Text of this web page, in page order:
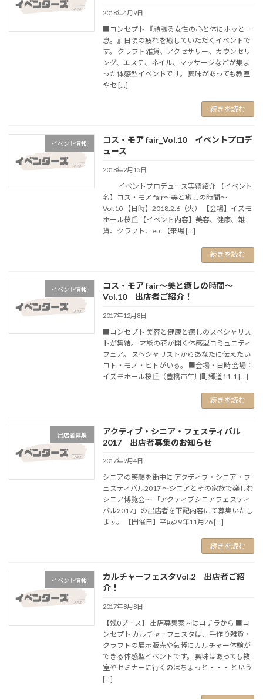
2018年4月9日
■コンセプト 『頑張る女性の心と体にホッと一
息。』日頃の疲れを癒していただくイベントで
す。 クラフト雑貨、アクセサリー、カウンセリ
ング、エステ、ネイル、マッサージなどが集ま
った体感型イベントです。 興味があっても教室
やセ […]
続きを読む
イベント情報
コス・モア fair_Vol.10 イベントプロデ
ュース
2018年2月15日
イベントプロデュース実績紹介 【イベント
名】コス・モア fair～美と癒しの時間～
Vol.10 【日時】2018.2.6（火） 【会場】イズモ
ホール桜丘 【イベント内容】美容、健康、雑
貨、クラフト、etc 【来場 […]
続きを読む
イベント情報
コス・モア fair～美と癒しの時間～
Vol.10 出店者ご紹介！
2017年12月8日
■コンセプト 美容と健康と癒しのスペシャリス
トが集結。 才能の花が開く体感型コミュニティ
フェア。 スペシャリストからあなたに伝えたい
コト・モノ・ヒトがいる。 ■会場・日時 会場：
イズモホール桜丘（豊橋市牛川町郷道11-1 […]
続きを読む
出店者募集
アクティブ・シニア・フェスティバル
2017 出店者募集のお知らせ
2017年9月4日
シニアの笑顔を街中に アクティブ・シニア・フ
ェスティバル2017 ～シニアとその家族で楽しむ
シニア博覧会～ 「アクティブシニアフェスティ
バル2017」の出店者を下記内容にて募集いたし
ます。 【開催日】平成29年11月26 […]
続きを読む
イベント情報
カルチャーフェスタVol.2 出店者ご紹
介！
2017年8月8日
【残0ブース】 出店募集案内はコチラから ■コ
ンセプト カルチャーフェスタは、手作り雑貨・
クラフトの展示販売や気軽にカルチャー体験が
できる体感型イベントです。 興味はあっても教
室やセミナーに行くのはちょっと・・・ という
[…]